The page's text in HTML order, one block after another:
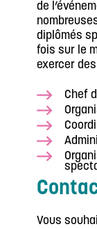
de
diplômés
fois sur le
exercer
Chef
Vous